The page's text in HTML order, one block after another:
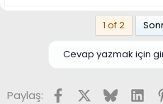
1 of 2
Cevap yazmak için
Paylaş: FacebookX (Twitter)
Bluesky